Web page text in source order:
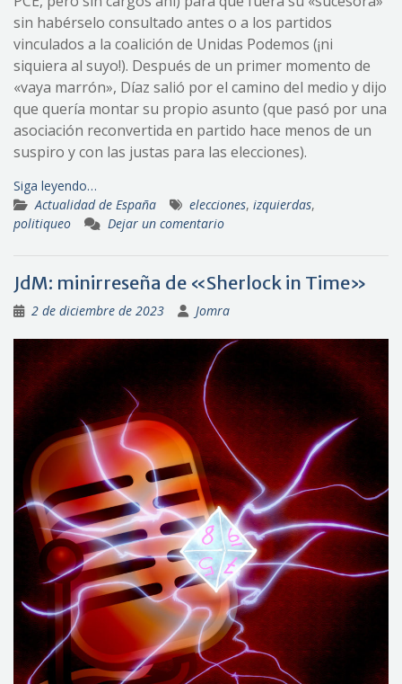
sin habérselo consultado antes o a los partidos
vinculados a la coalición de Unidas Podemos (¡ni
siquiera al suyo!). Después de un primer momento de
«vaya marrón», Díaz salió por el camino del medio y dijo
que quería montar su propio asunto (que pasó por una
asociación reconvertida en partido hace menos de un
suspiro y con las justas para las elecciones).
Siga leyendo…
Actualidad de España
elecciones, izquierdas,
politiqueo
Dejar un comentario
JdM: minirreseña de «Sherlock in Time»
2 de diciembre de 2023 Jomra